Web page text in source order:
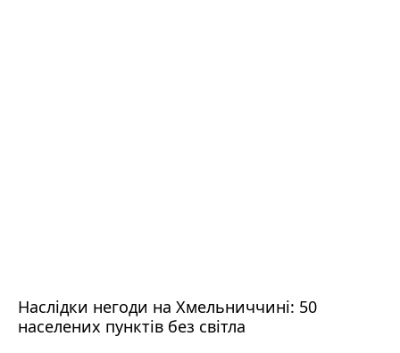
Наслідки негоди на Хмельниччині: 50
населених пунктів без світла